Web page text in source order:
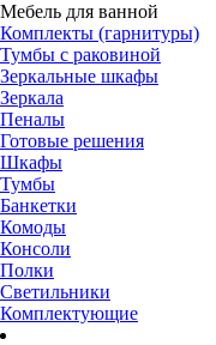
Мебель для ванной
Комплекты (гарнитуры)
Тумбы с раковиной
Зеркальные шкафы
Зеркала
Пеналы
Готовые решения
Шкафы
Тумбы
Банкетки
Комоды
Консоли
Полки
Светильники
Комплектующие